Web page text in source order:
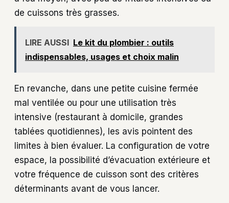
de cuissons très grasses.
LIRE AUSSI Le kit du plombier : outils
indispensables, usages et choix malin
En revanche, dans une petite cuisine fermée
mal ventilée ou pour une utilisation très
intensive (restaurant à domicile, grandes
tablées quotidiennes), les avis pointent des
limites à bien évaluer. La configuration de votre
espace, la possibilité d’évacuation extérieure et
votre fréquence de cuisson sont des critères
déterminants avant de vous lancer.